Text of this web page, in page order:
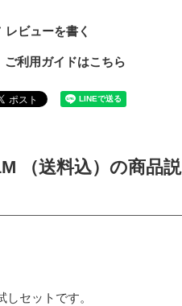
レビューを書く
ご利用ガイドはこちら
（送料込）の商品説
セットです。